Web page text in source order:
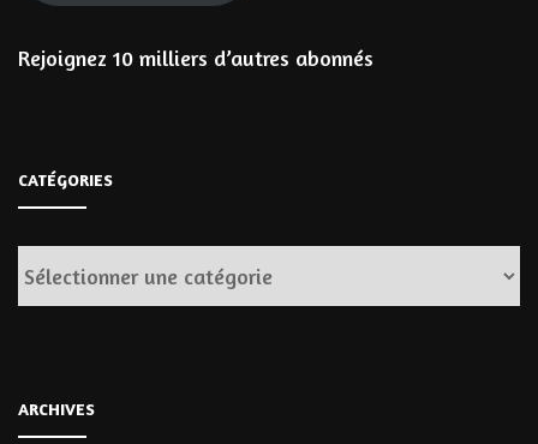
Rejoignez 10 milliers d’autres abonnés
CATÉGORIES
Catégories
ARCHIVES